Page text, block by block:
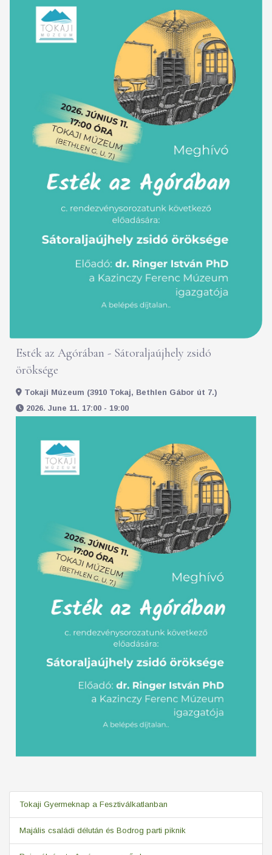
Esték az Agórában - Sátoraljaújhely zsidó
öröksége
Tokaji Múzeum (3910 Tokaj, Bethlen Gábor út 7.)
2026. June 11. 17:00 - 19:00
Tokaji Gyermeknap a Fesztiválkatlanban
Majális családi délután és Bodrog parti piknik